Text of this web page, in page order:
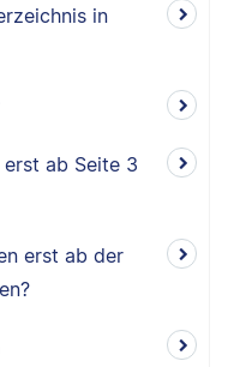
in
ab Seite 3
erst ab der